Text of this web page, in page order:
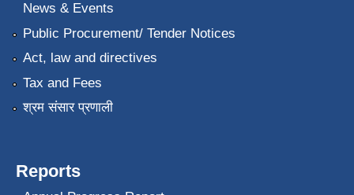
News & Events
Public Procurement/ Tender Notices
Act, law and directives
Tax and Fees
श्रम संसार प्रणाली
Reports